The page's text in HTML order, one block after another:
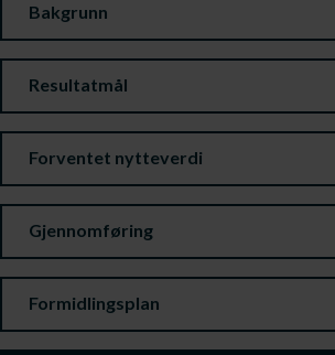
Bakgrunn
Resultatmål
Forventet nytteverdi
Gjennomføring
Formidlingsplan